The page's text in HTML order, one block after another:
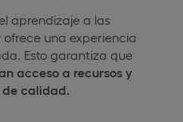
aprendizaje a las
una experiencia
Esto garantiza que
acceso a recursos y
calidad.